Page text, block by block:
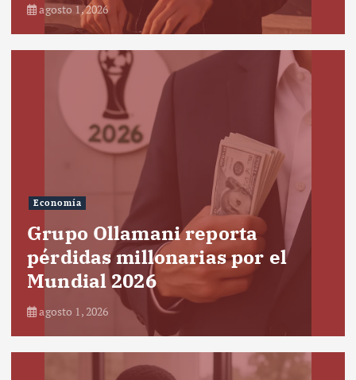
agosto 1, 2026
Economía
Grupo Ollamani reporta
pérdidas millonarias por el
Mundial 2026
agosto 1, 2026